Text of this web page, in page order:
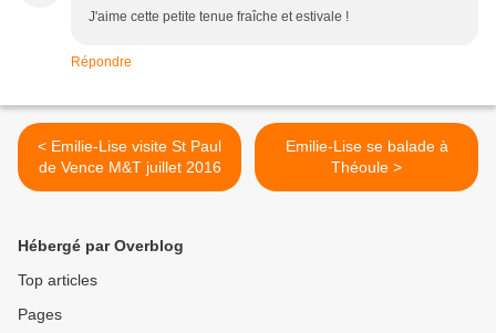
J'aime cette petite tenue fraîche et estivale !
Répondre
< Emilie-Lise visite St Paul
de Vence M&T juillet 2016
Emilie-Lise se balade à
Théoule >
Hébergé par Overblog
Top articles
Pages